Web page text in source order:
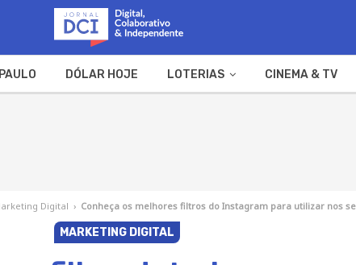
DÓLAR HOJE LOTERIAS CINEMA & TV
Digital › Conheça os melhores filtros do Instagram para utilizar nos
MARKETING DIGITAL